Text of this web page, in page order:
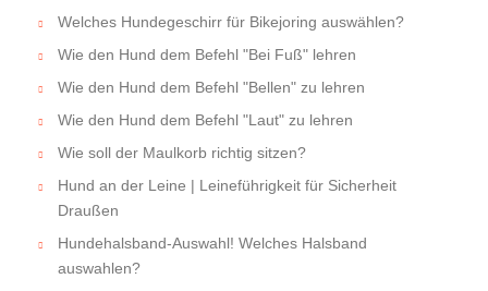
Welches Hundegeschirr für Bikejoring auswählen?
Wie den Hund dem Befehl "Bei Fuß" lehren
Wie den Hund dem Befehl "Bellen" zu lehren
Wie den Hund dem Befehl "Laut" zu lehren
Wie soll der Maulkorb richtig sitzen?
Hund an der Leine | Leineführigkeit für Sicherheit
Draußen
Hundehalsband-Auswahl! Welches Halsband
auswahlen?